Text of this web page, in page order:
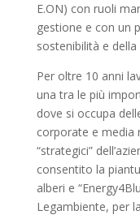
E.ON) con ruoli
gestione e con un
sostenibilità e della
Per oltre 10 anni
una tra le più
dove si occupa
corporate e media
“strategici”
consentito la
alberi e
Legambiente, per